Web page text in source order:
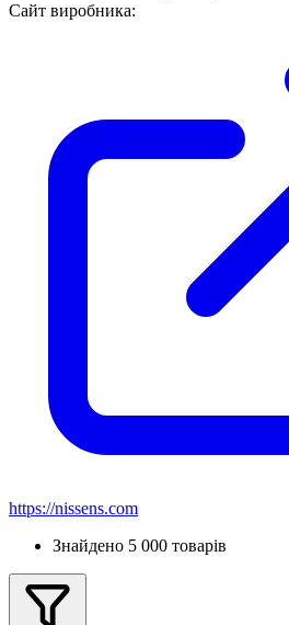
Сайт виробника:
https://nissens.com
Знайдено 5 000 товарів